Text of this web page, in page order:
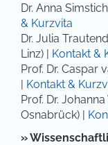
Dr. Anna
& Kurzvita
Dr. Julia
Linz) | Kontakt &
Prof. Dr. Caspar
| Kontakt &
Prof. Dr.
Osnabrück) |
»